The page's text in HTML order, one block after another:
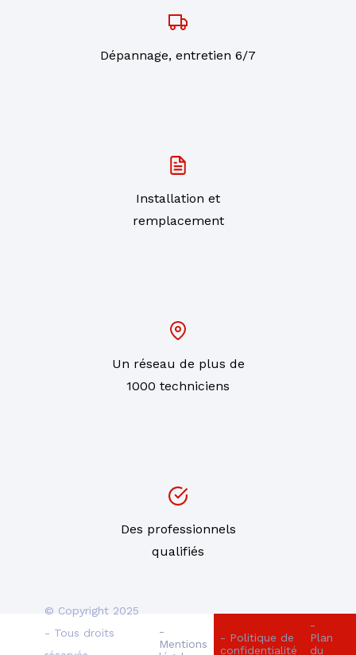
Dépannage, entretien 6/7
Installation et
remplacement
Un réseau de plus de
1000 techniciens
Des professionnels
qualifiés
© Copyright 2025
- Tous droits
-
Mentions
- Politique de
confidentialité
-
Plan
du